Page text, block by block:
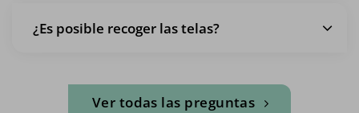
¿Es posible recoger las telas?
Ver todas las preguntas